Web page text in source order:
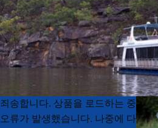
Product
List
Product
List
죄송합니다. 상품을 로드하는 중
오류가 발생했습니다. 나중에 다